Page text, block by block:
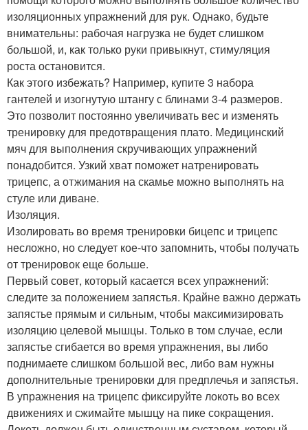
изоляционных упражнений для рук. Однако, будьте
внимательны: рабочая нагрузка не будет слишком
большой, и, как только руки привыкнут, стимуляция
роста остановится.
Как этого избежать? Например, купите 3 набора
гантелей и изогнутую штангу с блинами 3-4 размеров.
Это позволит постоянно увеличивать вес и изменять
тренировку для предотвращения плато. Медицинский
мяч для выполнения скручивающих упражнений
понадобится. Узкий хват поможет натренировать
трицепс, а отжимания на скамье можно выполнять на
стуле или диване.
Изоляция.
Изолировать во время тренировки бицепс и трицепс
несложно, но следует кое-что запомнить, чтобы получать
от тренировок еще больше.
Первый совет, который касается всех упражнений:
следите за положением запястья. Крайне важно держать
запястье прямым и сильным, чтобы максимизировать
изоляцию целевой мышцы. Только в том случае, если
запястье сгибается во время упражнения, вы либо
поднимаете слишком большой вес, либо вам нужны
дополнительные тренировки для предплечья и запястья.
В упражнения на трицепс фиксируйте локоть во всех
движениях и сжимайте мышцу на пике сокращения.